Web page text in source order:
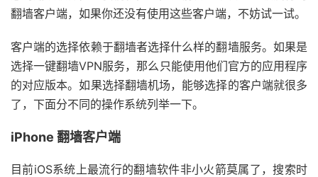
翻墙客户端，如果你还没有使用这些客户端，不妨试一试。
客户端的选择依赖于翻墙者选择什么样的翻墙服务。如果是
选择一键翻墙VPN服务，那么只能使用他们官方的应用程序
的对应版本。如果选择翻墙机场，能够选择的客户端就很多
了，下面分不同的操作系统列举一下。
iPhone 翻墙客户端
目前iOS系统上最流行的翻墙软件非小火箭莫属了，搜索时